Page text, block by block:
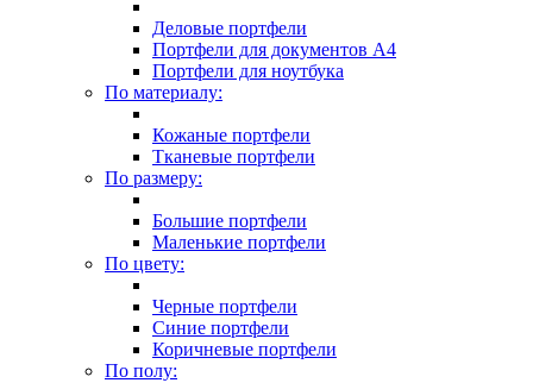
Деловые портфели
Портфели для документов A4
Портфели для ноутбука
По материалу:
Кожаные портфели
Тканевые портфели
По размеру:
Большие портфели
Маленькие портфели
По цвету:
Черные портфели
Синие портфели
Коричневые портфели
По полу: